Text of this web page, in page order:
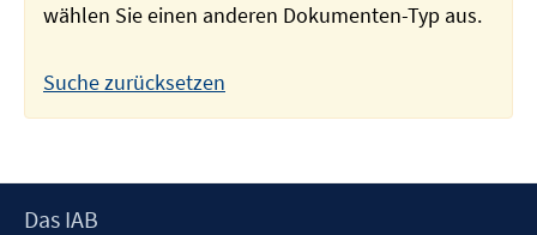
wählen Sie einen anderen Dokumenten-Typ aus.
Suche zurücksetzen
Footer
Das IAB